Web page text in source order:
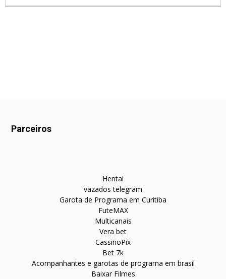
Parceiros
Hentai
vazados telegram
Garota de Programa em Curitiba
FuteMAX
Multicanais
Vera bet
CassinoPix
Bet 7k
Acompanhantes e garotas de programa em brasil
Baixar Filmes